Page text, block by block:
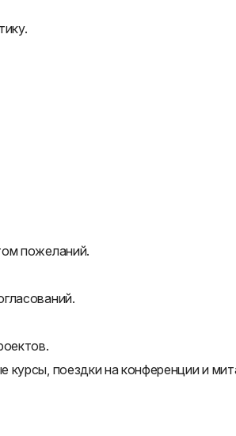
пожеланий.
курсы, поездки на конференции и